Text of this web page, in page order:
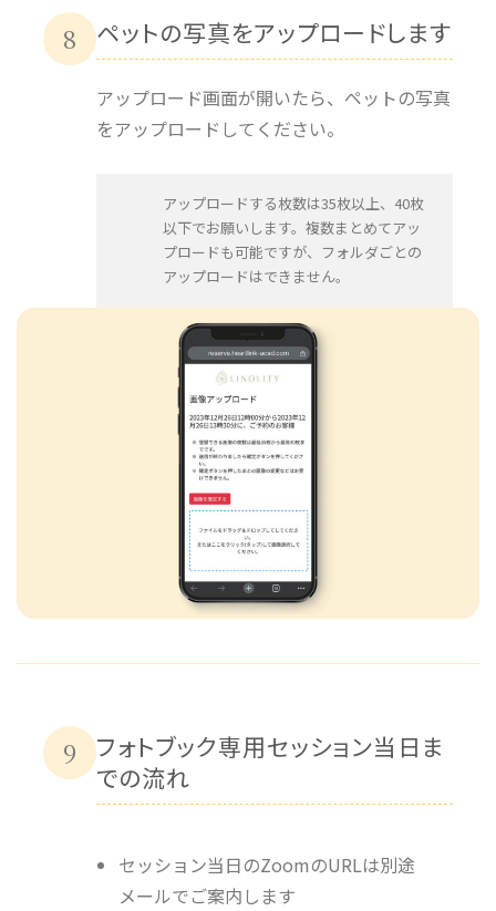
8 ペットの写真をアップロードします
アップロード画面が開いたら、ペットの写真
をアップロードしてください。
アップロードする枚数は35枚以上、40枚
以下でお願いします。複数まとめてアッ
プロードも可能ですが、フォルダごとの
アップロードはできません。
9
フォトブック専用セッション当日ま
での流れ
セッション当日のZoomのURLは別途
メールでご案内します